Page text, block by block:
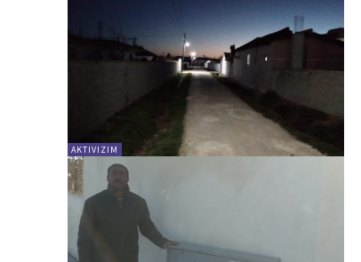
AKTIVIZIM